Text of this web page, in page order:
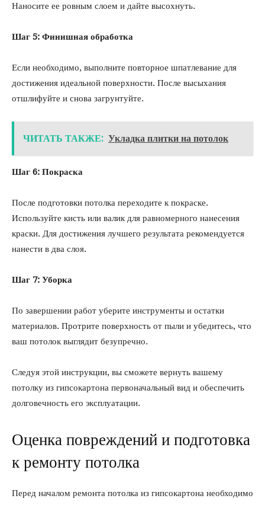
Наносите ее ровным слоем и дайте высохнуть.
Шаг 5: Финишная обработка
Если необходимо, выполните повторное шпатлевание для
достижения идеальной поверхности. После высыхания
отшлифуйте и снова загрунтуйте.
ЧИТАТЬ ТАКЖЕ: Укладка плитки на потолок
Шаг 6: Покраска
После подготовки потолка переходите к покраске.
Используйте кисть или валик для равномерного нанесения
краски. Для достижения лучшего результата рекомендуется
нанести в два слоя.
Шаг 7: Уборка
По завершении работ уберите инструменты и остатки
материалов. Протрите поверхность от пыли и убедитесь, что
ваш потолок выглядит безупречно.
Следуя этой инструкции, вы сможете вернуть вашему
потолку из гипсокартона первоначальный вид и обеспечить
долговечность его эксплуатации.
Оценка повреждений и подготовка
к ремонту потолка
Перед началом ремонта потолка из гипсокартона необходимо